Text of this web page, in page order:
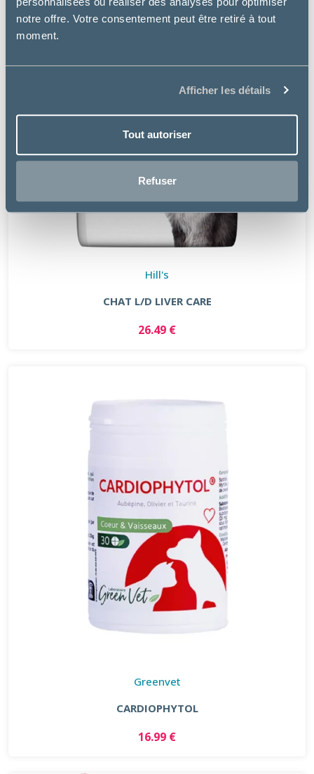
notre offre. Votre consentement peut être retiré à tout
moment.
Afficher les détails
Tout autoriser
Refuser
Hill's
CHAT L/D LIVER CARE
26.49 €
Greenvet
CARDIOPHYTOL
16.99 €